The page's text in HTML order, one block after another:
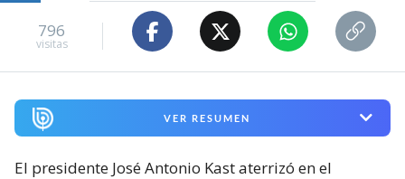
796
visitas
VER RESUMEN
El presidente José Antonio Kast aterrizó en el